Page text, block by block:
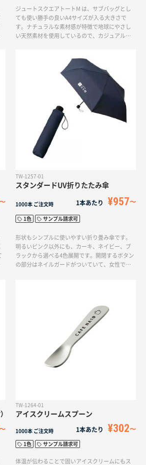
ジュートスクエアトートM は、サブバッグとし
ても使い勝手の良いA4サイズが入る大きさで
す。ナチュラルな素材感が特徴で地球にやさし
い天然素材を使用しているので、カジュアルな
リジナルバッグならジュートスクエアトートが
TW-1257-01
スタンダードUV折りたたみ傘
1000本 ご注文時 1本あたり ¥957
1色 サンプル請求可
形状もシンプルに使いやすい折り畳み傘です。
明るいピンク以外にも、カーキ、ネイビー、ブ
ラックから選べる4色展開です。開閉するボタン
の部分はネイルガードがついていて、女性でも
TW-1264-01
アイスクリームスプーン
1000本 ご注文時 1本あたり ¥302
1色 サンプル請求可
体温が伝わることで固いアイスクリームにもス